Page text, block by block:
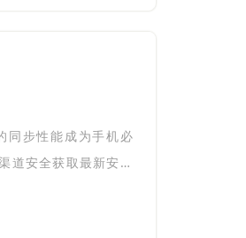
同步性能成为手机必
道安全获取最新安装
境进行启动配置优